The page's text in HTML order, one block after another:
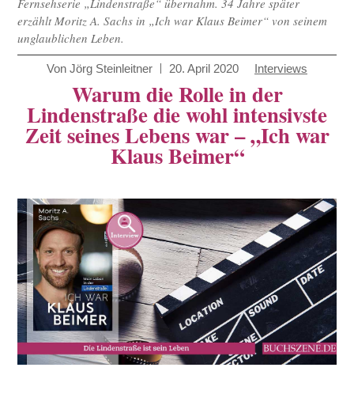
Fernsehserie „Lindenstraße“ übernahm. 34 Jahre später
erzählt Moritz A. Sachs in „Ich war Klaus Beimer“ von seinem
unglaublichen Leben.
Von Jörg Steinleitner 20. April 2020 Interviews
Warum die Rolle in der
Lindenstraße die wohl intensivste
Zeit seines Lebens war – „Ich war
Klaus Beimer“